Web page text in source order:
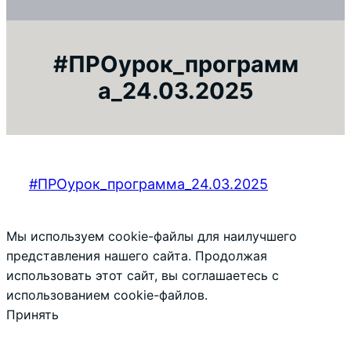
#ПРОурок_программ
а_24.03.2025
#ПРОурок_программа_24.03.2025
Мы используем cookie-файлы для наилучшего
представления нашего сайта. Продолжая
использовать этот сайт, вы соглашаетесь с
использованием cookie-файлов.
Принять